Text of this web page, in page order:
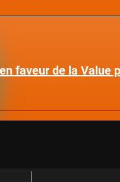
faveur de la Value